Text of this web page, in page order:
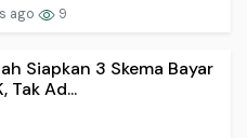
ago 9
Siapkan 3 Skema Bayar
Tak Ad...